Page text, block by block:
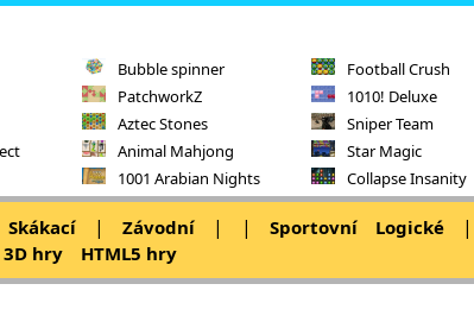
Bubble spinner
PatchworkZ
Aztec Stones
Animal Mahjong
1001 Arabian Nights
Football Crush
1010! Deluxe
Sniper Team
Star Magic
Collapse Insanity
Skákací | Závodní | | Sportovní Logické |
3D hry HTML5 hry